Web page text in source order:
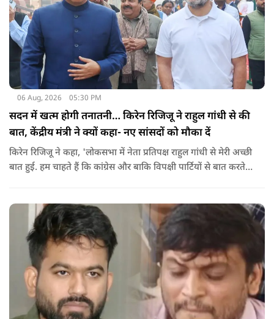
06 Aug, 2026 05:30 PM
सदन में खत्म होगी तनातनी… किरेन रिजिजू ने राहुल गांधी से की
बात, केंद्रीय मंत्री ने क्यों कहा- नए सांसदों को मौका दें
किरेन रिजिजू ने कहा, 'लोकसभा में नेता प्रतिपक्ष राहुल गांधी से मेरी अच्छी
बात हुई. हम चाहते हैं कि कांग्रेस और बाकि विपक्षी पार्टियों से बात करते